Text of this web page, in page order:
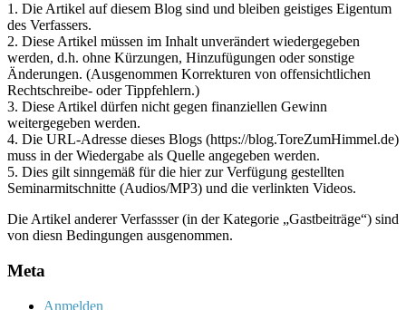
1. Die Artikel auf diesem Blog sind und bleiben geistiges Eigentum
des Verfassers.
2. Diese Artikel müssen im Inhalt unverändert wiedergegeben
werden, d.h. ohne Kürzungen, Hinzufügungen oder sonstige
Änderungen. (Ausgenommen Korrekturen von offensichtlichen
Rechtschreibe- oder Tippfehlern.)
3. Diese Artikel dürfen nicht gegen finanziellen Gewinn
weitergegeben werden.
4. Die URL-Adresse dieses Blogs (https://blog.ToreZumHimmel.de)
muss in der Wiedergabe als Quelle angegeben werden.
5. Dies gilt sinngemäß für die hier zur Verfügung gestellten
Seminarmitschnitte (Audios/MP3) und die verlinkten Videos.
Die Artikel anderer Verfassser (in der Kategorie „Gastbeiträge“) sind
von diesn Bedingungen ausgenommen.
Meta
Anmelden